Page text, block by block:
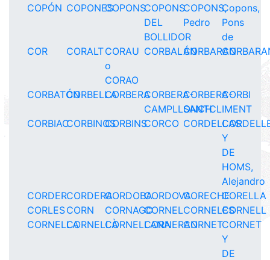
COPÓN COPONESCOPONSCOPONS
DEL
BOLLIDOR
COPONS,
Pedro
Copons,
Pons
de
COR
CORALTCORAU
o
CORAO
CORBALÁNCORBARAN
CORBATÓNCORBELLACORBERACORBERA-
CAMPLLONCH
CORBERA-
SANTCLIMENT
CORBI
CORBIACCORBINOSCORBINSCORCO CORDELLAS
Y
DE
HOMS,
Alejandro
CORDERCORDERACORDOBACORDOVACORECHECORELLA
CORLESCORN CORNAGOCORNELCORNELESCORNELL
CORNELLACORNELLÀCORNELLANACORNERANCORNETCORNET
Y
DE